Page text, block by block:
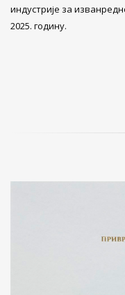
индустрије за
2025. годину.